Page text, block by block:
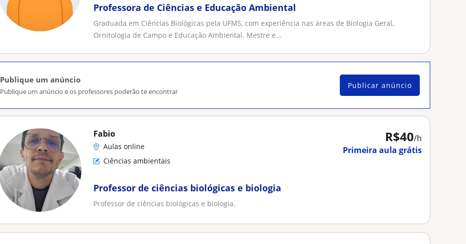
Professora de Ciências e Educação Ambiental
Graduada em Ciências Biológicas pela UFMS, com experiência nas áreas de Biologia Geral,
Ornitologia de Campo e Educação Ambiental. Mestre e...
Publique um anúncio
Publique um anúncio e os professores poderão te encontrar
Publicar anúncio
R$40/h
Primeira aula grátis
Fabio
Aulas online
Ciências ambientais
Professor de ciências biológicas e biologia
Professor de ciências biológicas e biologia.